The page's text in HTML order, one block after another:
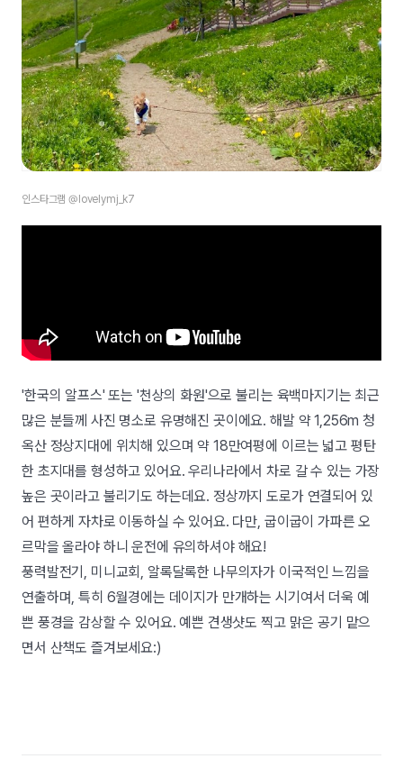
인스타그램 @lovelymj_k7
'한국의 알프스' 또는 '천상의 화원'으로 불리는 육백마지기는 최근
많은 분들께 사진 명소로 유명해진 곳이에요. 해발 약 1,256m 청
옥산 정상지대에 위치해 있으며 약 18만여평에 이르는 넓고 평탄
한 초지대를 형성하고 있어요. 우리나라에서 차로 갈 수 있는 가장
높은 곳이라고 불리기도 하는데요. 정상까지 도로가 연결되어 있
어 편하게 자차로 이동하실 수 있어요. 다만, 굽이굽이 가파른 오
르막을 올라야 하니 운전에 유의하셔야 해요!
풍력발전기, 미니교회, 알록달록한 나무의자가 이국적인 느낌을
연출하며, 특히 6월경에는 데이지가 만개하는 시기여서 더욱 예
쁜 풍경을 감상할 수 있어요. 예쁜 견생샷도 찍고 맑은 공기 맡으
면서 산책도 즐겨보세요:)